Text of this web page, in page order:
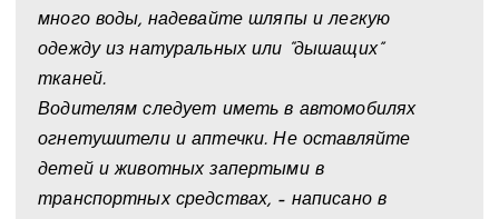
много воды, надевайте шляпы и легкую
одежду из натуральных или “дышащих”
тканей.
Водителям следует иметь в автомобилях
огнетушители и аптечки. Не оставляйте
детей и животных запертыми в
транспортных средствах, – написано в